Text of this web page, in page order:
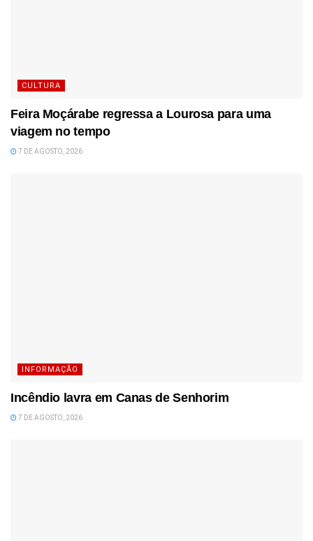
CULTURA
Feira Moçárabe regressa a Lourosa para uma
viagem no tempo
7 DE AGOSTO, 2026
INFORMAÇÃO
Incêndio lavra em Canas de Senhorim
7 DE AGOSTO, 2026